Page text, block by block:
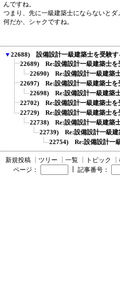
んですね。
つまり、先に一級建築士にならないとダ
何だか、シャクですね。
▼ 22688) 設備設計一級建築士を受験す
22689) Re:設備設計一級建築士を
22690) Re:設備設計一級建築
22697) Re:設備設計一級建築士を
22698) Re:設備設計一級建築
22702) Re:設備設計一級建築士を
22729) Re:設備設計一級建築士を
22738) Re:設備設計一級建築
22739) Re:設備設計一級建
22754) Re:設備設計一
新規投稿 ツリー 一覧 トピック
ページ：
記事番号：